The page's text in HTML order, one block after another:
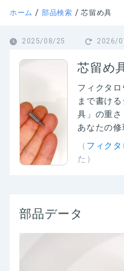
ホーム / 部品検索 / 芯留め具
2025/08/25 2026/
芯留め
フィクタロ
まで書け
具」の重さ
あなたの修
（ フィク
た）
部品データ